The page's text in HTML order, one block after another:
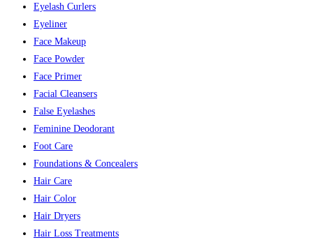
Eyelash Curlers
Eyeliner
Face Makeup
Face Powder
Face Primer
Facial Cleansers
False Eyelashes
Feminine Deodorant
Foot Care
Foundations & Concealers
Hair Care
Hair Color
Hair Dryers
Hair Loss Treatments